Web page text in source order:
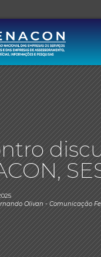
Olivan- Comunicação